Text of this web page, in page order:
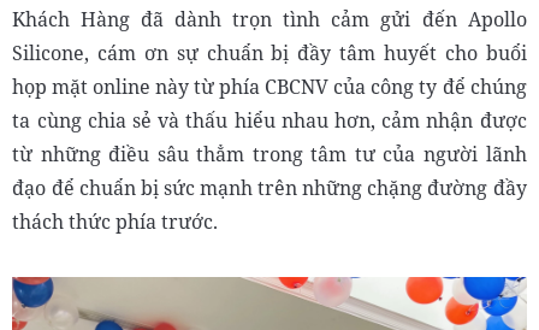
Khách Hàng đã dành trọn tình cảm gửi đến Apollo
Silicone, cám ơn sự chuẩn bị đầy tâm huyết cho buổi
họp mặt online này từ phía CBCNV của công ty để chúng
ta cùng chia sẻ và thấu hiểu nhau hơn, cảm nhận được
từ những điều sâu thẳm trong tâm tư của người lãnh
đạo để chuẩn bị sức mạnh trên những chặng đường đầy
thách thức phía trước.